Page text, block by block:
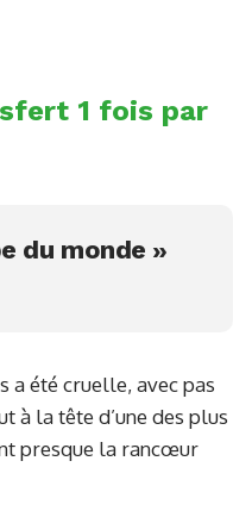
1 fois par
du monde »
a été cruelle, avec pas
à la tête d’une des plus
presque la rancœur